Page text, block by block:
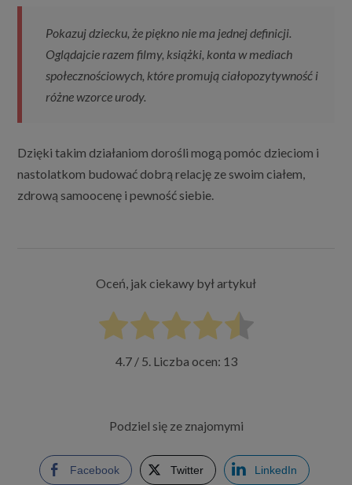
Pokazuj dziecku, że piękno nie ma jednej definicji.
Oglądajcie razem filmy, książki, konta w mediach
społecznościowych, które promują ciałopozytywność i
różne wzorce urody.
Dzięki takim działaniom dorośli mogą pomóc dzieciom i
nastolatkom budować dobrą relację ze swoim ciałem,
zdrową samoocenę i pewność siebie.
Oceń, jak ciekawy był artykuł
4.7/ 5. Liczba ocen: 13
Podziel się ze znajomymi
Facebook Twitter LinkedIn